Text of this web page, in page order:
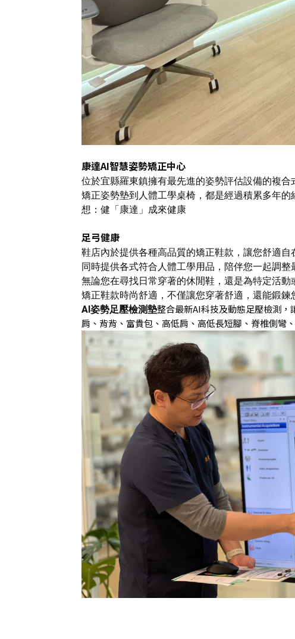
康達AI智慧姿勢矯正中心
位於宜縣羅東鎮擁有最先進的姿勢評估設備的複合
矯正姿勢墊到人體工學桌椅， 都是經過積累多年的
想：健「康達」成來健康
足弓健康
鞋店內於提供各種高品質的矯正鞋款，讓您舒適自
同時提供各式符合人體工學用品，陪伴您一起調整
無論您在尋找日常穿著的休閒鞋，還是為特定活動
矯正鞋款時尚舒適，不僅讓您穿著舒適，還能鍛鍊
AI姿勢足壓檢測墊整合最新AI科技及動態足壓檢測，
肩 、 背背 、 富貴包 、 高低肩 、 高低長短腳 、 脊椎側彎 、